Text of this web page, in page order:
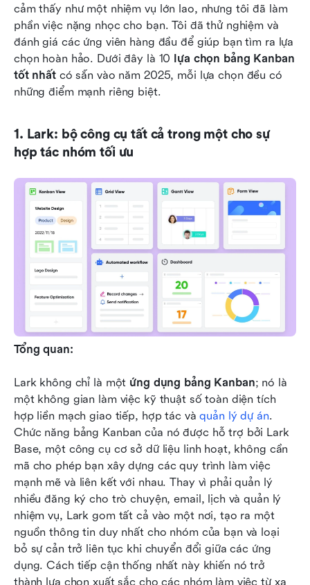
cảm thấy như một nhiệm vụ lớn lao, nhưng tôi đã làm
phần việc nặng nhọc cho bạn. Tôi đã thử nghiệm và
đánh giá các ứng viên hàng đầu để giúp bạn tìm ra lựa
chọn hoàn hảo. Dưới đây là 10 lựa chọn bảng Kanban
tốt nhất có sẵn vào năm 2025, mỗi lựa chọn đều có
những điểm mạnh riêng biệt.
1. Lark: bộ công cụ tất cả trong một cho sự
hợp tác nhóm tối ưu
Tổng quan:
Lark không chỉ là một ứng dụng bảng Kanban; nó là
một không gian làm việc kỹ thuật số toàn diện tích
hợp liền mạch giao tiếp, hợp tác và quản lý dự án.
Chức năng bảng Kanban của nó được hỗ trợ bởi Lark
Base, một công cụ cơ sở dữ liệu linh hoạt, không cần
mã cho phép bạn xây dựng các quy trình làm việc
mạnh mẽ và liên kết với nhau. Thay vì phải quản lý
nhiều đăng ký cho trò chuyện, email, lịch và quản lý
nhiệm vụ, Lark gom tất cả vào một nơi, tạo ra một
nguồn thông tin duy nhất cho nhóm của bạn và loại
bỏ sự cản trở liên tục khi chuyển đổi giữa các ứng
dụng. Cách tiếp cận thống nhất này khiến nó trở
thành lựa chọn xuất sắc cho các nhóm làm việc từ xa